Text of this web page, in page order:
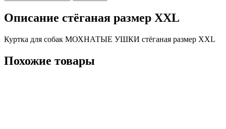
Описание стёганая размер XXL
Куртка для собак МОХНАТЫЕ УШКИ стёганая размер XXL
Похожие товары